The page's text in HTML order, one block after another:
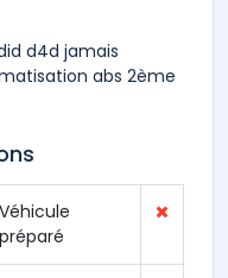
d4d jamais
abs 2ème
Véhicule
préparé